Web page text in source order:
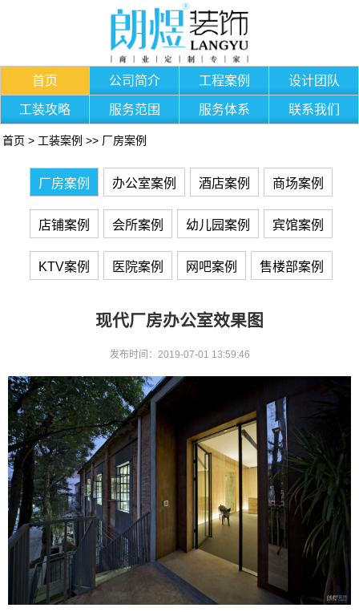
首页 公司简介 工程案例 设计团队
工装攻略 服务范围 服务体系 联系我们
首页 > 工装案例 >> 厂房案例
厂房案例 办公室案例 酒店案例 商场案例
店铺案例 会所案例 幼儿园案例 宾馆案例
KTV案例 医院案例 网吧案例 售楼部案例
现代厂房办公室效果图
发布时间：2019-07-01 13:59:46